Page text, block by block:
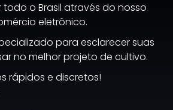
o Brasil através do nosso
eletrônico.
para esclarecer suas
no melhor projeto de cultivo.
rápidos e discretos!